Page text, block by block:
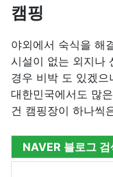
캠핑
야외에서 숙식을 해
시설이 없는 외지나
경우 비박 도 있겠
대한민국에서도 많
건 캠핑장이 하나씩
NAVER 블로그 검